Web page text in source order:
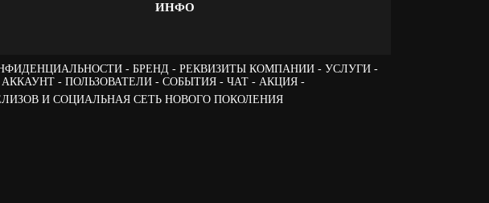
ИНФО
БРЕНД РЕКВИЗИТЫ КОМПАНИИ
УСЛУГИ
ПОЛЬЗОВАТЕЛИ СОБЫТИЯ ЧАТ
АКЦИЯ -
И СОЦИАЛЬНАЯ СЕТЬ НОВОГО ПОКОЛЕНИЯ